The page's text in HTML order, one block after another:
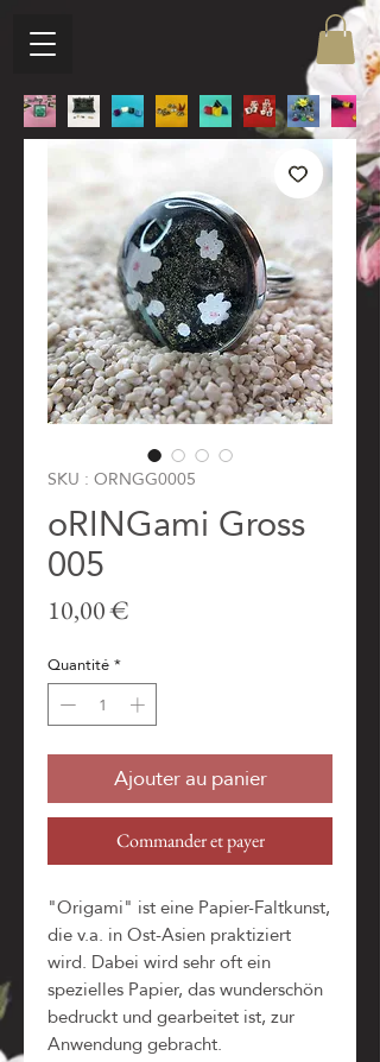
SKU : ORNGG0005
oRINGami Gross
005
10,00 €
Quantité*
Ajouter au panier
Commander et payer
"Origami" ist eine Papier-Faltkunst,
die v.a. in Ost-Asien praktiziert
wird. Dabei wird sehr oft ein
spezielles Papier, das wunderschön
bedruckt und gearbeitet ist, zur
Anwendung gebracht.